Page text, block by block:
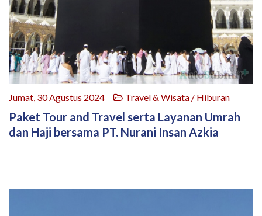
Jumat, 30 Agustus 2024 Travel & Wisata / Hiburan
Paket Tour and Travel serta Layanan Umrah
dan Haji bersama PT. Nurani Insan Azkia